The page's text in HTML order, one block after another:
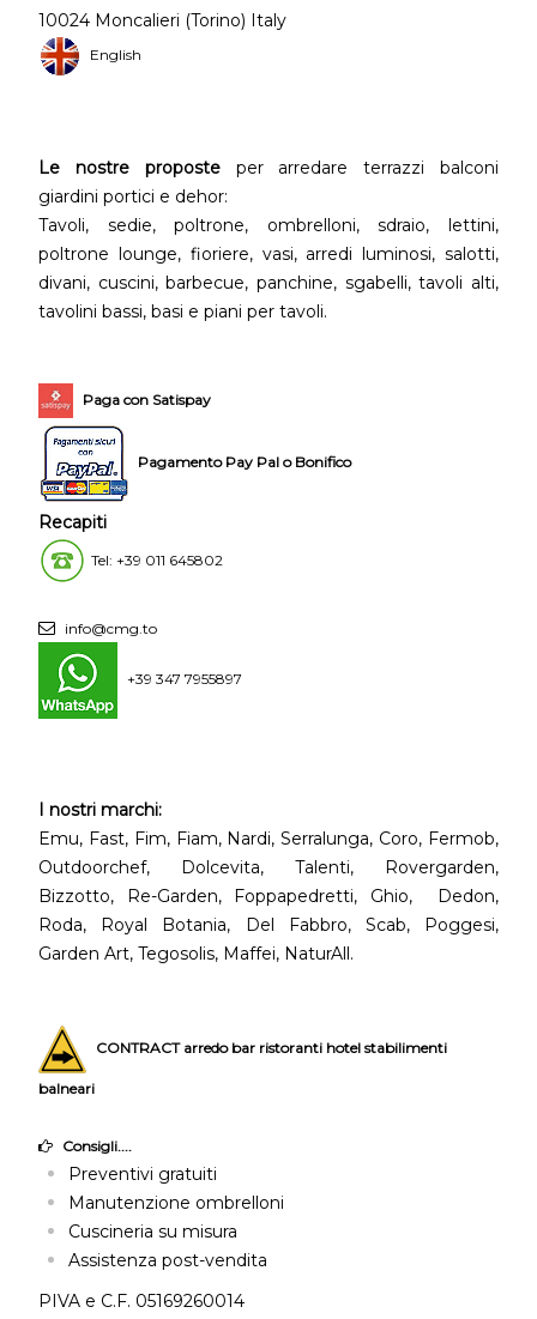
10024 Moncalieri (Torino) Italy
English
Le nostre proposteper arredare terrazzi balconi
giardini portici e dehor:
Tavoli, sedie, poltrone, ombrelloni, sdraio, lettini,
poltrone lounge, fioriere, vasi, arredi luminosi, salotti,
divani, cuscini, barbecue, panchine, sgabelli, tavoli alti,
tavolini bassi, basi e piani per tavoli.
Paga con Satispay
Pagamento Pay Pal o Bonifico
Recapiti
Tel: +39 011 645802
info@cmg.to
+39 347 7955897
I nostri marchi:
Emu, Fast, Fim, Fiam, Nardi, Serralunga, Coro, Fermob,
Outdoorchef, Dolcevita, Talenti, Rovergarden,
Bizzotto, Re-Garden, Foppapedretti, Ghio, Dedon,
Roda, Royal Botania, Del Fabbro, Scab, Poggesi,
Garden Art, Tegosolis, Maffei, NaturAll.
CONTRACT arredo bar ristoranti hotel stabilimenti
balneari
Consigli....
Preventivi gratuiti
Manutenzione ombrelloni
Cuscineria su misura
Assistenza post-vendita
PIVA e C.F. 05169260014